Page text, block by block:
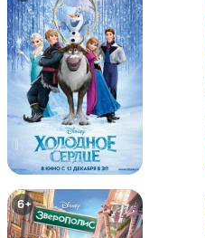
Том и Джерри: Робин Гуд и
Мышь-Весельчак
6+
6+